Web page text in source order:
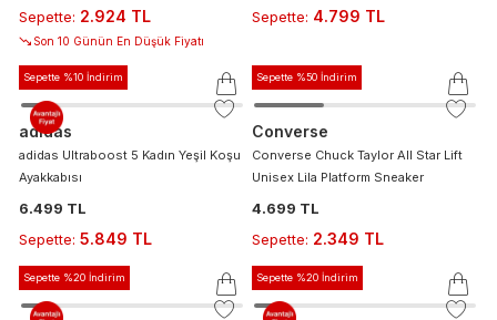
Sepette: 2.924 TL
Son 10 Günün En Düşük Fiyatı
Sepette: 4.799 TL
Sepette %10 İndirim
adidas
adidas Ultraboost 5 Kadın Yeşil Koşu
Ayakkabısı
6.499 TL
Sepette: 5.849 TL
Sepette %50 İndirim
Converse
Converse Chuck Taylor All Star Lift
Unisex Lila Platform Sneaker
4.699 TL
Sepette: 2.349 TL
Sepette %20 İndirim Sepette %20 İndirim